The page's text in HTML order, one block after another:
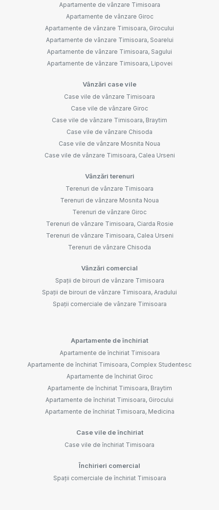
Apartamente de vânzare Timisoara
Apartamente de vânzare Giroc
Apartamente de vânzare Timisoara, Girocului
Apartamente de vânzare Timisoara, Soarelui
Apartamente de vânzare Timisoara, Sagului
Apartamente de vânzare Timisoara, Lipovei
Vânzări case vile
Case vile de vânzare Timisoara
Case vile de vânzare Giroc
Case vile de vânzare Timisoara, Braytim
Case vile de vânzare Chisoda
Case vile de vânzare Mosnita Noua
Case vile de vânzare Timisoara, Calea Urseni
Vânzări terenuri
Terenuri de vânzare Timisoara
Terenuri de vânzare Mosnita Noua
Terenuri de vânzare Giroc
Terenuri de vânzare Timisoara, Ciarda Rosie
Terenuri de vânzare Timisoara, Calea Urseni
Terenuri de vânzare Chisoda
Vânzări comercial
Spații de birouri de vânzare Timisoara
Spații de birouri de vânzare Timisoara, Aradului
Spații comerciale de vânzare Timisoara
Apartamente de închiriat
Apartamente de închiriat Timisoara
Apartamente de închiriat Timisoara, Complex Studentesc
Apartamente de închiriat Giroc
Apartamente de închiriat Timisoara, Braytim
Apartamente de închiriat Timisoara, Girocului
Apartamente de închiriat Timisoara, Medicina
Case vile de închiriat
Case vile de închiriat Timisoara
Închirieri comercial
Spații comerciale de închiriat Timisoara